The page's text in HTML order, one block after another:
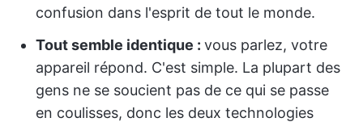
confusion dans l'esprit de tout le monde.
Tout semble identique : vous parlez, votre
appareil répond. C'est simple. La plupart des
gens ne se soucient pas de ce qui se passe
en coulisses, donc les deux technologies